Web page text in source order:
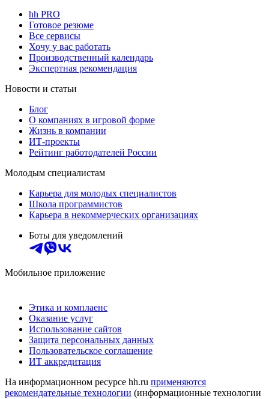
hh PRO
Готовое резюме
Все сервисы
Хочу у вас работать
Производственный календарь
Экспертная рекомендация
Новости и статьи
Блог
О компаниях в игровой форме
Жизнь в компании
ИТ-проекты
Рейтинг работодателей России
Молодым специалистам
Карьера для молодых специалистов
Школа программистов
Карьера в некоммерческих организациях
Боты для уведомлений
Мобильное приложение
Этика и комплаенс
Оказание услуг
Использование сайтов
Защита персональных данных
Пользовательское соглашение
ИТ аккредитация
На информационном ресурсе hh.ru применяются
рекомендательные технологии (информационные технологии